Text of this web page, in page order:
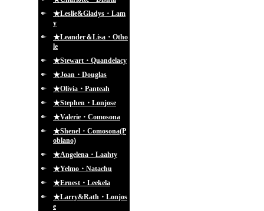
★Leslie&Gladys・Lam
y
★Leander＆Lisa・Otho
le
★Stewart・Quandelacy
★Joan・Douglas
★Olivia・Panteah
★Stephen・Lonjose
★Valerie・Comosona
★Shenel・Comosona(P
oblano)
★Angelena・Laahty
★Yelmo・Natachu
★Ernest・Leekela
★Larry&Rath・Lonjos
e